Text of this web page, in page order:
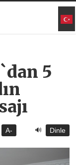
5
A- 🔊 Dinle